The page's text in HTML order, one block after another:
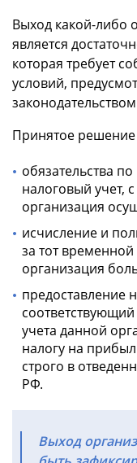
Выход какой-либо
является
которая требует
условий,
Принятое решение
обязательства
налоговый учет,
организация
исчисление и
за тот
организация
предоставление
учета данной
налогу на
строго в
РФ.
Выход